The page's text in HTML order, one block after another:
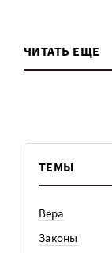
ЧИТАТЬ ЕЩЕ
ТЕМЫ
Вера
Законы